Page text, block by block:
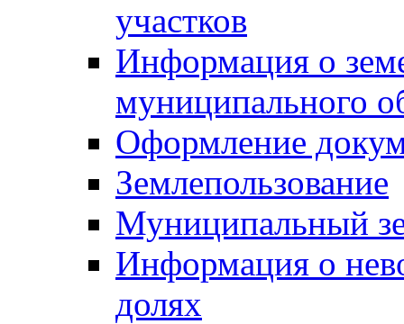
участков
Информация о
муниципального
Оформление
Землепользование
Муниципальный
Информация о
долях